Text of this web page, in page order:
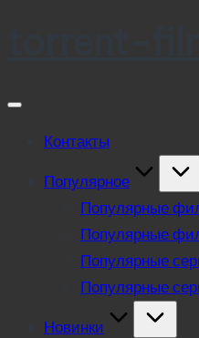
Контакты
Популярное
Популярные
Популярные
Популярные
Популярные
Новинки